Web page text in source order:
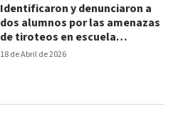
18 de Abril de 2026
Identificaron y denunciaron a
dos alumnos por las amenazas
de tiroteos en escuela
entrerriana